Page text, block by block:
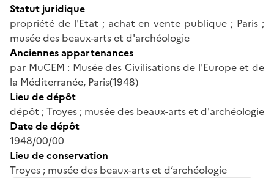
Statut juridique
propriété de l'Etat ; achat en vente publique ; Paris ;
musée des beaux-arts et d'archéologie
Anciennes appartenances
par MuCEM : Musée des Civilisations de l'Europe et de
la Méditerranée, Paris(1948)
Lieu de dépôt
dépôt ; Troyes ; musée des beaux-arts et d'archéologie
Date de dépôt
1948/00/00
Lieu de conservation
Troyes ; musée des beaux-arts et d’archéologie